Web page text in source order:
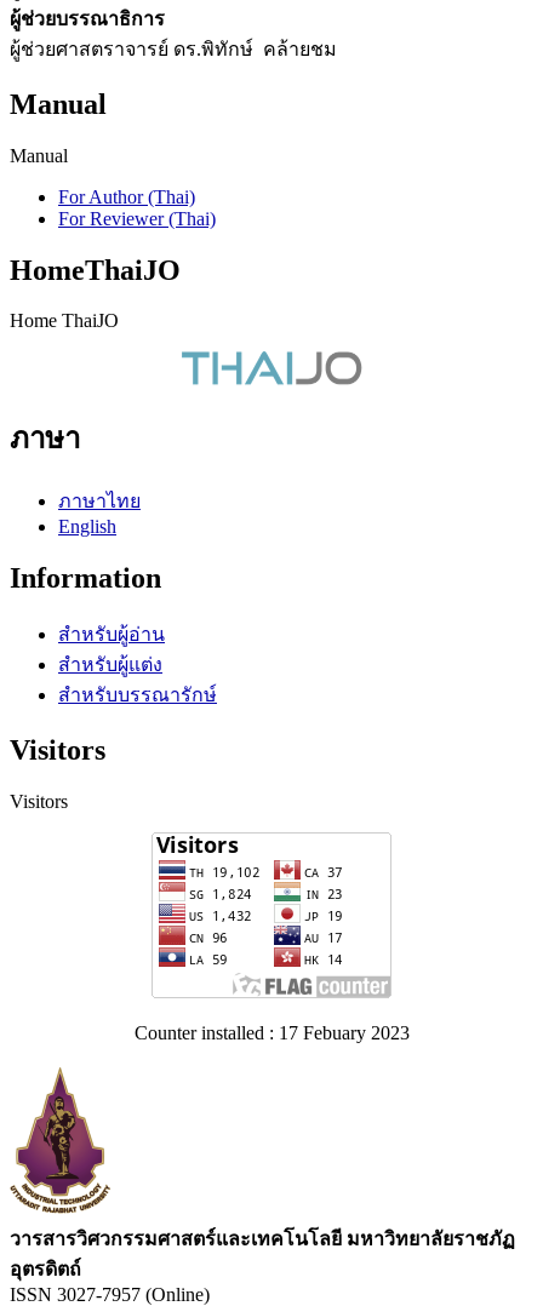
ผู้ช่วยบรรณาธิการ
ผู้ช่วยศาสตราจารย์ ดร.พิทักษ์ คล้ายชม
Manual
Manual
For Author (Thai)
For Reviewer (Thai)
HomeThaiJO
Home ThaiJO
ภาษา
ภาษาไทย
English
Information
สำหรับผู้อ่าน
สำหรับผู้แต่ง
สำหรับบรรณารักษ์
Visitors
Visitors
Counter installed : 17 Febuary 2023
วารสารวิศวกรรมศาสตร์และเทคโนโลยี มหาวิทยาลัยราชภัฏ
อุตรดิตถ์
ISSN 3027-7957 (Online)